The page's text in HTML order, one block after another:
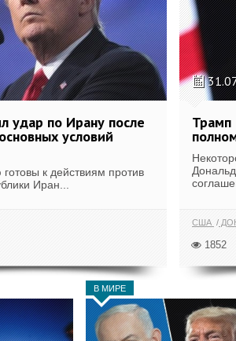
удар по Ирану после
условий
к действиям против
Иран...
Трамп
США
1852
В МИРЕ